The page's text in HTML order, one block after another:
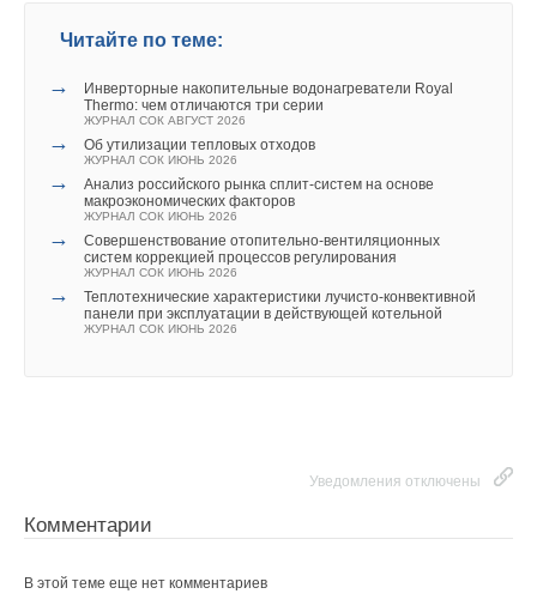
Читайте по теме:
→
Инверторные накопительные водонагреватели Royal
Thermo: чем отличаются три серии
ЖУРНАЛ СОК АВГУСТ 2026
→ Об утилизации тепловых отходов
ЖУРНАЛ СОК ИЮНЬ 2026
→
Анализ российского рынка сплит-систем на основе
макроэкономических факторов
ЖУРНАЛ СОК ИЮНЬ 2026
→
Совершенствование отопительно-вентиляционных
систем коррекцией процессов регулирования
ЖУРНАЛ СОК ИЮНЬ 2026
→
Теплотехнические характеристики лучисто-конвективной
панели при эксплуатации в действующей котельной
ЖУРНАЛ СОК ИЮНЬ 2026
Уведомления отключены
Комментарии
В этой теме еще нет комментариев
по направляющим.
При заполнении газом пространства под колоколом
последний всплывает, перемещаясь вертикально вверх по
направляющим, входит в зацепление с телескопом,
поднимает его и продолжает перемещаться под давлением
поступающего газа. Колокол и телескоп опираются на
направляющие с помощью верхних и нижних роликов. Когда
вес колокола с телескопом уравновешивается
противодавлением газа, подъем колокола прекращается.
Благодаря этому при изменении объема газа под колоколом
Энергию для подогрева исходного сырья получают от
сжигания газа, полученного в этом же метантенке. В случае с
биомасса, достаточно водяного подогрева. В отличие от